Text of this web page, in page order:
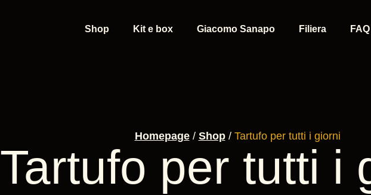
Shop Kit e box Giacomo Sanapo Filiera FAQ
Homepage/ Shop/ Tartufo per tutti i giorni
Tartufo per tutti i